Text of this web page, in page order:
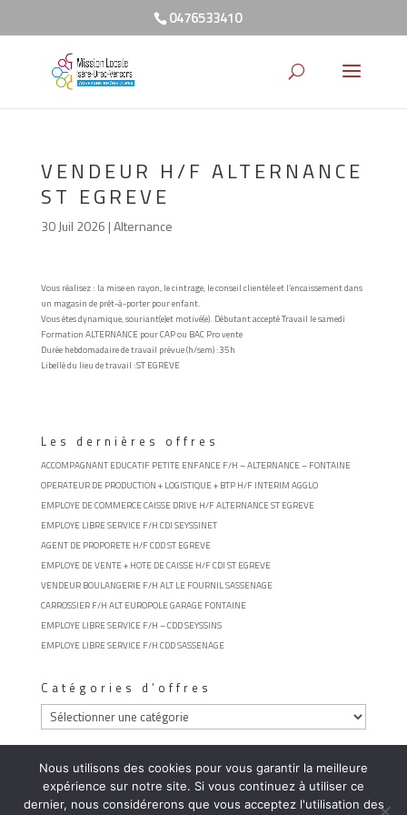
0476533410
VENDEUR H/F ALTERNANCE
ST EGREVE
30 Juil 2026 |Alternance
Vous réalisez : la mise en rayon, le cintrage, le conseil clientèle et l’encaissement dans
un magasin de prêt-à-porter pour enfant.
Vous êtes dynamique, souriant(e)et motivé(e). Débutant accepté Travail le samedi
Formation ALTERNANCE pour CAP ou BAC Pro vente
Durée hebdomadaire de travail prévue (h/sem) :35h
Libellé du lieu de travail :ST EGREVE
Les dernières offres
ACCOMPAGNANT EDUCATIF PETITE ENFANCE F/H – ALTERNANCE – FONTAINE
OPERATEUR DE PRODUCTION + LOGISTIQUE + BTP H/F INTERIM AGGLO
EMPLOYE DE COMMERCE CAISSE DRIVE H/F ALTERNANCE ST EGREVE
EMPLOYE LIBRE SERVICE F/H CDI SEYSSINET
AGENT DE PROPORETE H/F CDD ST EGREVE
EMPLOYE DE VENTE + HOTE DE CAISSE H/F CDI ST EGREVE
VENDEUR BOULANGERIE F/H ALT LE FOURNIL SASSENAGE
CARROSSIER F/H ALT EUROPOLE GARAGE FONTAINE
EMPLOYE LIBRE SERVICE F/H – CDD SEYSSINS
EMPLOYE LIBRE SERVICE F/H CDD SASSENAGE
Catégories d’offres
Catégories
d’offres
Nous utilisons des cookies pour vous garantir la meilleure
expérience sur notre site. Si vous continuez à utiliser ce
dernier, nous considérerons que vous acceptez l'utilisation des